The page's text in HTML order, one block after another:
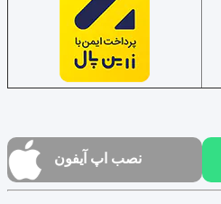
نصب اپ آیفون